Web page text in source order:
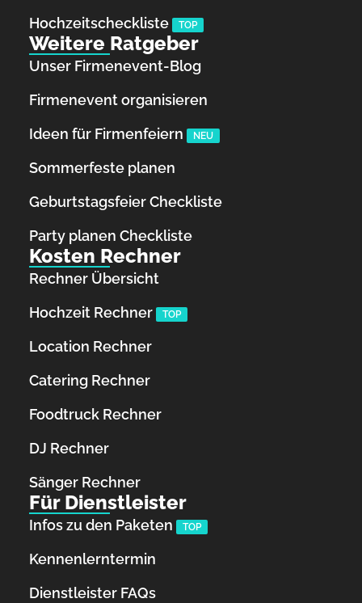
Hochzeits­checkliste
TOP
Weitere Ratgeber
Unser Firmenevent-Blog
Firmenevent organisieren
Ideen für Firmenfeiern
NEU
Sommerfeste planen
Geburtstagsfeier Checkliste
Party planen Checkliste
Kosten Rechner
Rechner Übersicht
Hochzeit Rechner
TOP
Location Rechner
Catering Rechner
Foodtruck Rechner
DJ Rechner
Sänger Rechner
Für Dienstleister
Infos zu den Paketen TOP
Kennenlerntermin
Dienstleister FAQs